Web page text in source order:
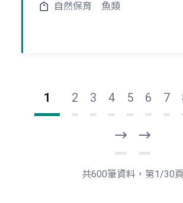
自然保育 魚類
1 2 3 4 5 6 7
一
頁
後
一
共600筆資料，第1/30頁